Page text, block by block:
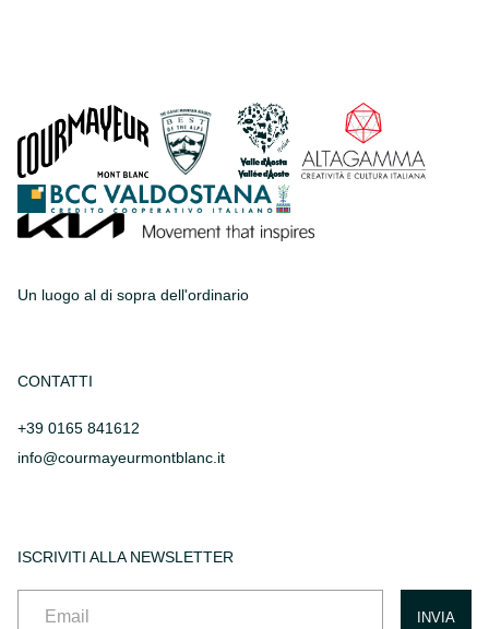
Un luogo al di sopra dell'ordinario
CONTATTI
+39 0165 841612
info@courmayeurmontblanc.it
ISCRIVITI ALLA NEWSLETTER